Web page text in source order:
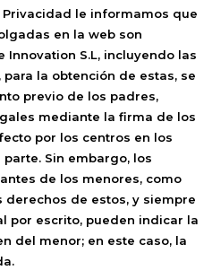
le informamos que
en la web son
Innovation S.L, incluyendo las
la obtención de estas, se
previo de los padres,
mediante la firma de los
por los centros en los
Sin embargo, los
de los menores, como
de estos, y siempre
por escrito, pueden indicar la
del menor; en este caso, la